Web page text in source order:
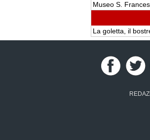
Museo S.
La goletta, il